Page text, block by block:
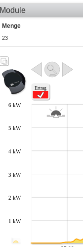
Module
Menge
23